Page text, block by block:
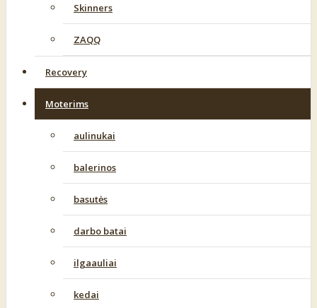
Skinners
ZAQQ
Recovery
Moterims
aulinukai
balerinos
basutės
darbo batai
ilgaauliai
kedai